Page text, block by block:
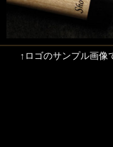
↑ロゴのサンプル画像